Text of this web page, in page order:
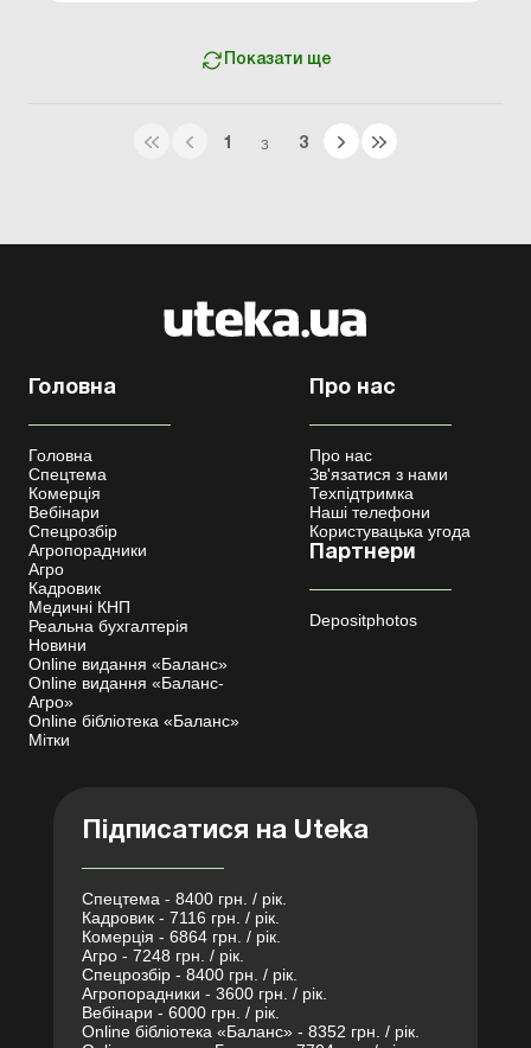
Показати ще
1 З 3
Головна
Головна
Спецтема
Комерція
Вебінари
Спецрозбір
Агропорадники
Агро
Кадровик
Медичні КНП
Реальна бухгалтерія
Новини
Online видання «Баланс»
Online видання «Баланс-
Агро»
Online бібліотека «Баланс»
Мітки
Про нас
Про нас
Зв'язатися з нами
Техпідтримка
Наші телефони
Користувацька угода
Партнери
Depositphotos
Підписатися на Uteka
Спецтема - 8400 грн. / рік.
Кадровик - 7116 грн. / рік.
Комерція - 6864 грн. / рік.
Агро - 7248 грн. / рік.
Спецрозбір - 8400 грн. / рік.
Агропорадники - 3600 грн. / рік.
Вебінари - 6000 грн. / рік.
Online бібліотека «Баланс» - 8352 грн. / рік.